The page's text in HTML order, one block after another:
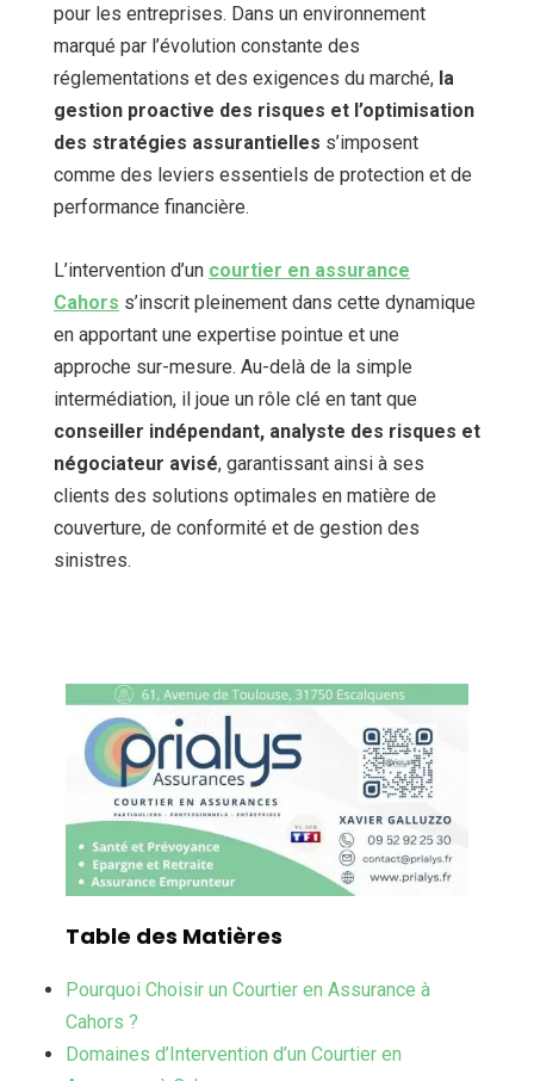
pour les entreprises. Dans un environnement
marqué par l’évolution constante des
réglementations et des exigences du marché, la
gestion proactive des risques et l’optimisation
des stratégies assurantielles s’imposent
comme des leviers essentiels de protection et de
performance financière.
L’intervention d’un courtier en assurance
Cahors s’inscrit pleinement dans cette dynamique
en apportant une expertise pointue et une
approche sur-mesure. Au-delà de la simple
intermédiation, il joue un rôle clé en tant que
conseiller indépendant, analyste des risques et
négociateur avisé, garantissant ainsi à ses
clients des solutions optimales en matière de
couverture, de conformité et de gestion des
sinistres.
Table des Matières
Pourquoi Choisir un Courtier en Assurance à
Cahors ?
Domaines d’Intervention d’un Courtier en